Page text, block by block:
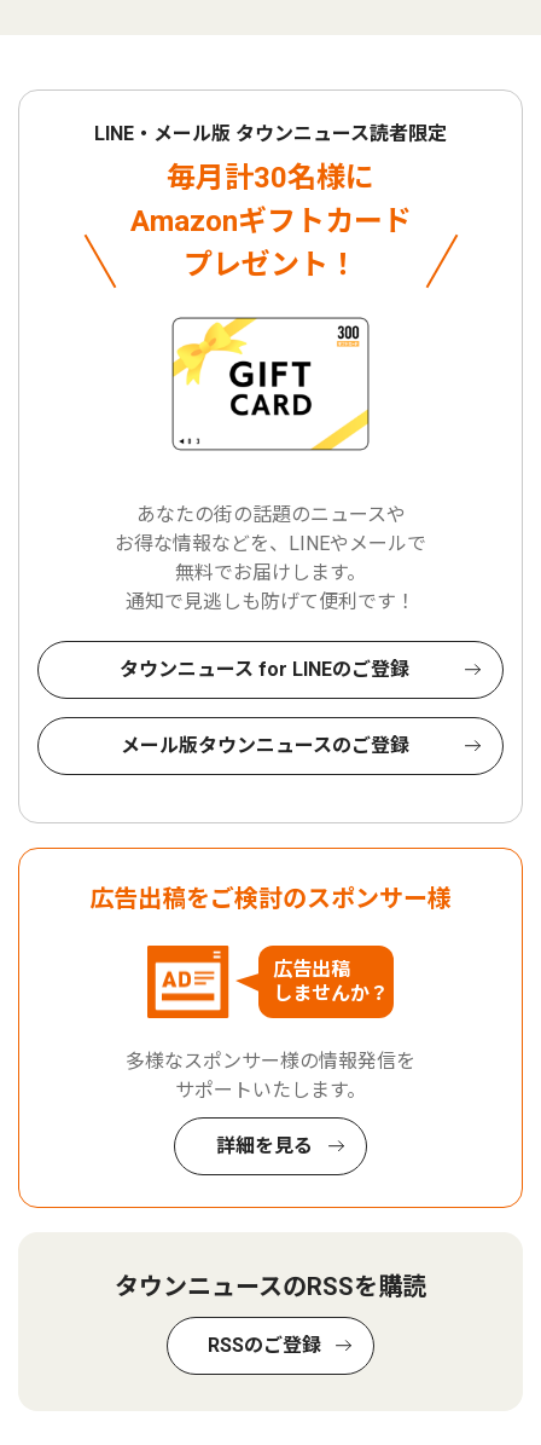
LINE・メール版 タウンニュース読者限定
毎月計30名様に
Amazonギフトカード
プレゼント！
あなたの街の話題のニュースや
お得な情報などを、LINEやメールで
無料でお届けします。
通知で見逃しも防げて便利です！
タウンニュース for LINEのご登録
メール版タウンニュースのご登録
広告出稿をご検討のスポンサー様
広告出稿
しませんか？
多様なスポンサー様の情報発信を
サポートいたします。
詳細を見る
タウンニュースのRSSを購読
RSSのご登録